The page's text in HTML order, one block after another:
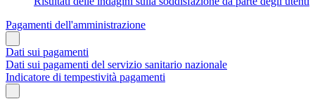
Pagamenti dell'amministrazione
Dati sui pagamenti
Dati sui pagamenti del servizio sanitario nazionale
Indicatore di tempestività pagamenti